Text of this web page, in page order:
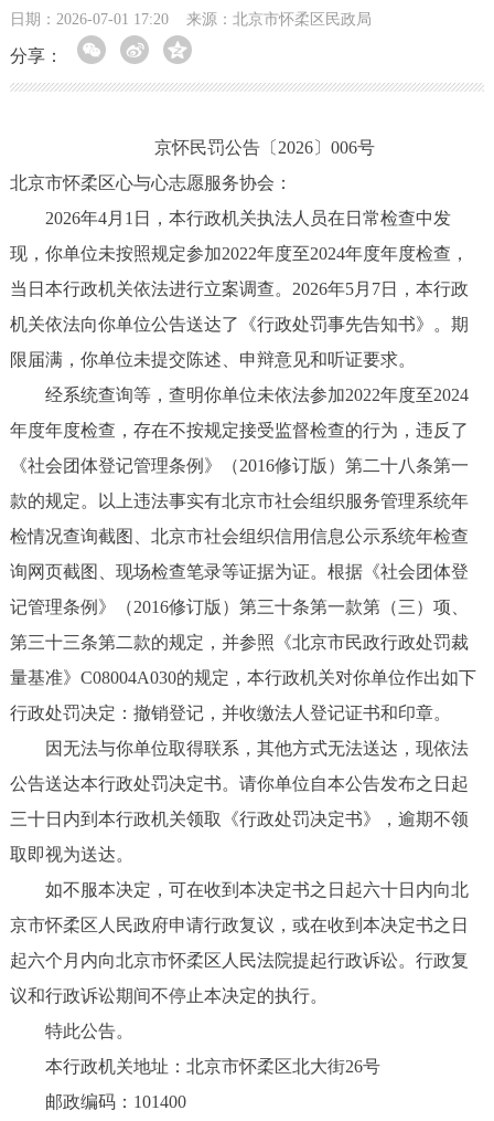
日期：2026-07-01 17:20 来源：北京市怀柔区民政局
分享：
京怀民罚公告〔2026〕006号
北京市怀柔区心与心志愿服务协会：
2026年4月1日，本行政机关执法人员在日常检查中发
现，你单位未按照规定参加2022年度至2024年度年度检查，
当日本行政机关依法进行立案调查。2026年5月7日，本行政
机关依法向你单位公告送达了《行政处罚事先告知书》。期
限届满，你单位未提交陈述、申辩意见和听证要求。
经系统查询等，查明你单位未依法参加2022年度至2024
年度年度检查，存在不按规定接受监督检查的行为，违反了
《社会团体登记管理条例》（2016修订版）第二十八条第一
款的规定。以上违法事实有北京市社会组织服务管理系统年
检情况查询截图、北京市社会组织信用信息公示系统年检查
询网页截图、现场检查笔录等证据为证。根据《社会团体登
记管理条例》（2016修订版）第三十条第一款第（三）项、
第三十三条第二款的规定，并参照《北京市民政行政处罚裁
量基准》C08004A030的规定，本行政机关对你单位作出如下
行政处罚决定：撤销登记，并收缴法人登记证书和印章。
因无法与你单位取得联系，其他方式无法送达，现依法
公告送达本行政处罚决定书。请你单位自本公告发布之日起
三十日内到本行政机关领取《行政处罚决定书》，逾期不领
取即视为送达。
如不服本决定，可在收到本决定书之日起六十日内向北
京市怀柔区人民政府申请行政复议，或在收到本决定书之日
起六个月内向北京市怀柔区人民法院提起行政诉讼。行政复
议和行政诉讼期间不停止本决定的执行。
特此公告。
本行政机关地址：北京市怀柔区北大街26号
邮政编码：101400